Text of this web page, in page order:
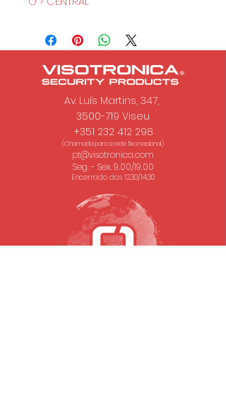
Av. Luís Martins, 347,
3500-719 Viseu
+351 232 412 298
(Chamada para a rede fixa nacional.)
pt@visotronica.com
Seg. - Sex. 9.00/19.00
Encerrado das 12.30/14.30